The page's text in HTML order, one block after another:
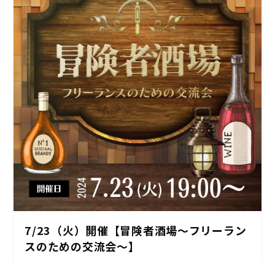
7/23（火）開催【冒険者酒場〜フリーラン
スのための交流会〜】